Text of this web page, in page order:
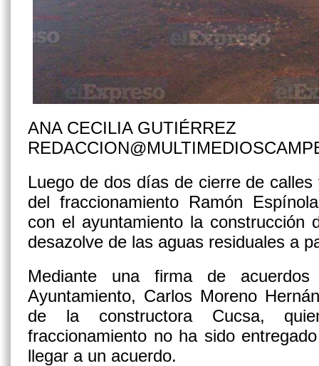
ANA CECILIA GUTIÉRREZ
Luego de dos días de cierre de
del fraccionamiento Ramón
con el ayuntamiento la construcción
desazolve de las aguas residuales a
Mediante una firma de
Ayuntamiento, Carlos Moreno
de la constructora Cucsa,
fraccionamiento no ha sido
llegar a un acuerdo.